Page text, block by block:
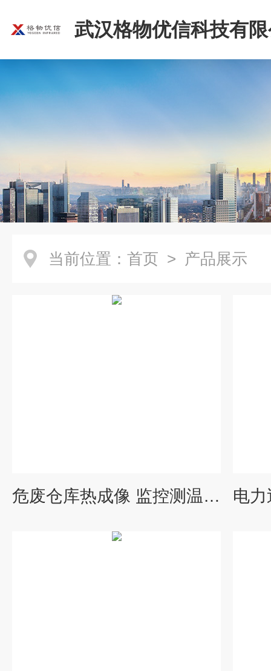
武汉格物优信科技有
当前位置： 首页 > 产品展示
危废仓库热成像 监控测温型双光谱红外热像仪 高清摄像球机 产品关键词:测温型热成像;危化品热成像双光谱